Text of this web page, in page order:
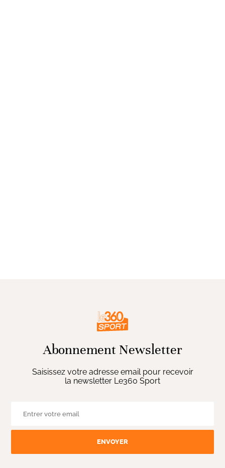
Abonnement Newsletter
Saisissez votre adresse email pour recevoir
la newsletter Le360 Sport
ENVOYER